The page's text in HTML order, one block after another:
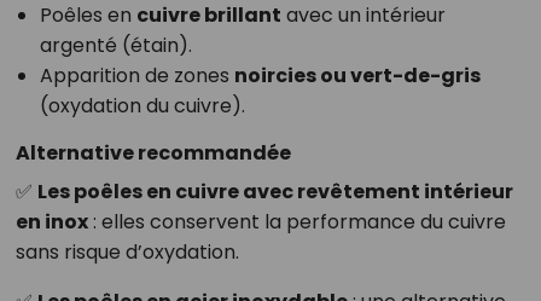
Poêles en cuivre brillant avec un intérieur
argenté (étain).
Apparition de zones noircies ou vert-de-gris
(oxydation du cuivre).
Alternative recommandée
✅ Les poêles en cuivre avec revêtement intérieur
en inox: elles conservent la performance du cuivre
sans risque d’oxydation.